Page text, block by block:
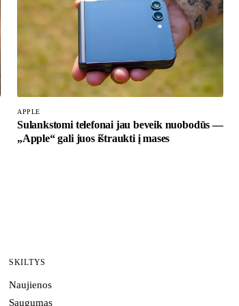
APPLE
Sulankstomi telefonai jau beveik nuobodūs —
„Apple“ gali juos ištraukti į mases
SKILTYS
Naujienos
Saugumas